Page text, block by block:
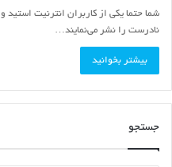
شما حتما یکی از کاربران انترنیت استید
نادرست را نشر می‌نمایند…
بیشتر بخوانید
جستجو